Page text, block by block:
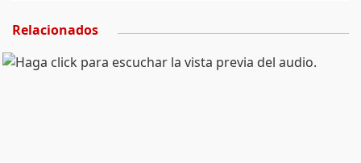
Relacionados